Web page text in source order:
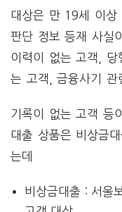
대상은 만 19세 이상
판단 정보 등재 사실
이력이 없는 고객,
는 고객, 금융사기 관
기록이 없는 고객 등
대출 상품은 비상금
는데
비상금대출 : 서울